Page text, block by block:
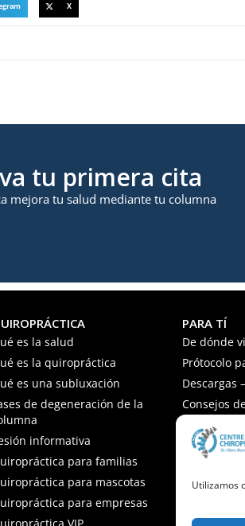
Utilizamos
X
tu primera cita
mejora tu salud mediante tu columna
es la salud
es la quiropráctica
es una subluxación
de degeneración de la
informativa
para familias
para mascotas
para empresas
PARA TÍ
De dónde
Prótocolo
Descargas
Consejos
Preguntas